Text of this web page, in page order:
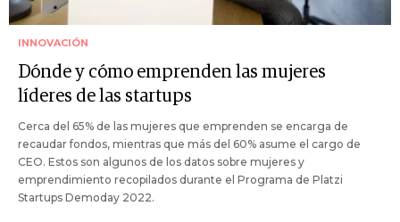
INNOVACIÓN
Dónde y cómo emprenden las mujeres
líderes de las startups
Cerca del 65% de las mujeres que emprenden se encarga de
recaudar fondos, mientras que más del 60% asume el cargo de
CEO. Estos son algunos de los datos sobre mujeres y
emprendimiento recopilados durante el Programa de Platzi
Startups Demoday 2022.